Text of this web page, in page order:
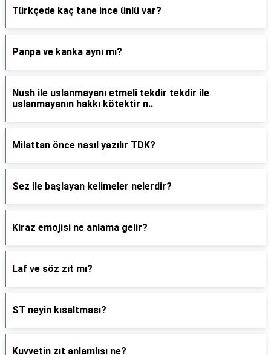
Türkçede kaç tane ince ünlü var?
Panpa ve kanka aynı mı?
Nush ile uslanmayanı etmeli tekdir tekdir ile
uslanmayanın hakkı kötektir n..
Milattan önce nasıl yazılır TDK?
Sez ile başlayan kelimeler nelerdir?
Kiraz emojisi ne anlama gelir?
Laf ve söz zıt mı?
ST neyin kısaltması?
Kuvvetin zıt anlamlısı ne?